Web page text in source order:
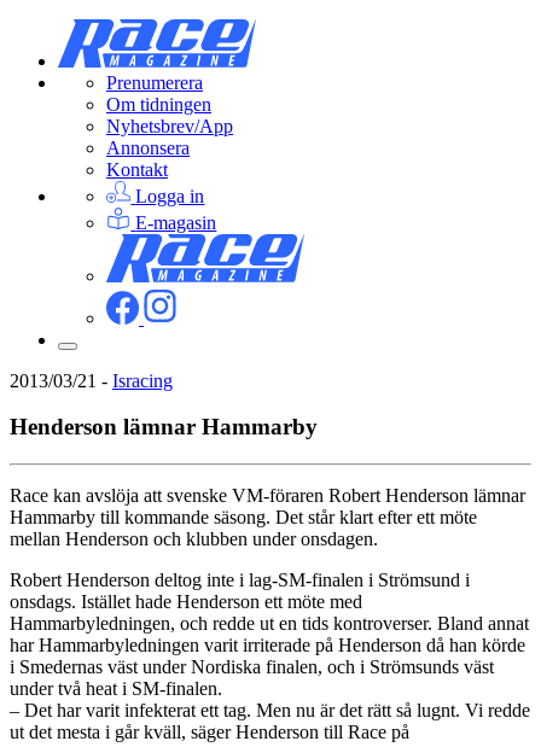
Prenumerera
Om tidningen
Nyhetsbrev/App
Annonsera
Kontakt
Logga in
E-magasin
2013/03/21 - Isracing
Henderson lämnar Hammarby
Race kan avslöja att svenske VM-föraren Robert Henderson lämnar
Hammarby till kommande säsong. Det står klart efter ett möte
mellan Henderson och klubben under onsdagen.
Robert Henderson deltog inte i lag-SM-finalen i Strömsund i
onsdags. Istället hade Henderson ett möte med
Hammarbyledningen, och redde ut en tids kontroverser. Bland annat
har Hammarbyledningen varit irriterade på Henderson då han körde
i Smedernas väst under Nordiska finalen, och i Strömsunds väst
under två heat i SM-finalen.
– Det har varit infekterat ett tag. Men nu är det rätt så lugnt. Vi redde
ut det mesta i går kväll, säger Henderson till Race på